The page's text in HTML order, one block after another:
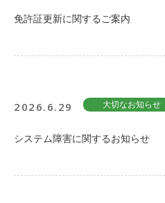
免許証更新に関するご案内
2026.6.29 大切なお知らせ
システム障害に関するお知らせ